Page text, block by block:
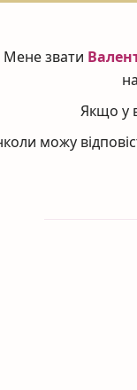
ввечері.
очей, а також шию
Мене звати
Якщо у
можу